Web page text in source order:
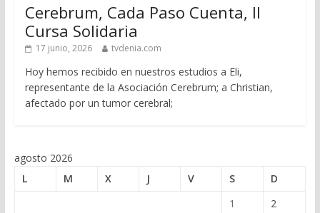
Cerebrum, Cada Paso Cuenta, II
Cursa Solidaria
17 junio, 2026 tvdenia.com
Hoy hemos recibido en nuestros estudios a Eli,
representante de la Asociación Cerebrum; a Christian,
afectado por un tumor cerebral;
agosto 2026
L
M X J V S
D
1
2